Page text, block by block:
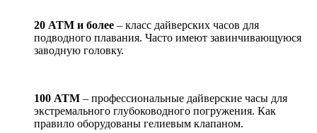
20 АТМ и более – класс дайверских часов для
подводного плавания. Часто имеют завинчивающуюся
заводную головку.
100 АТМ – профессиональные дайверские часы для
экстремального глубоководного погружения. Как
правило оборудованы гелиевым клапаном.